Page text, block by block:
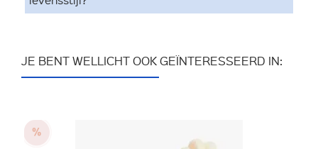
JE BENT WELLICHT OOK GEÏNTERESSEERD IN: